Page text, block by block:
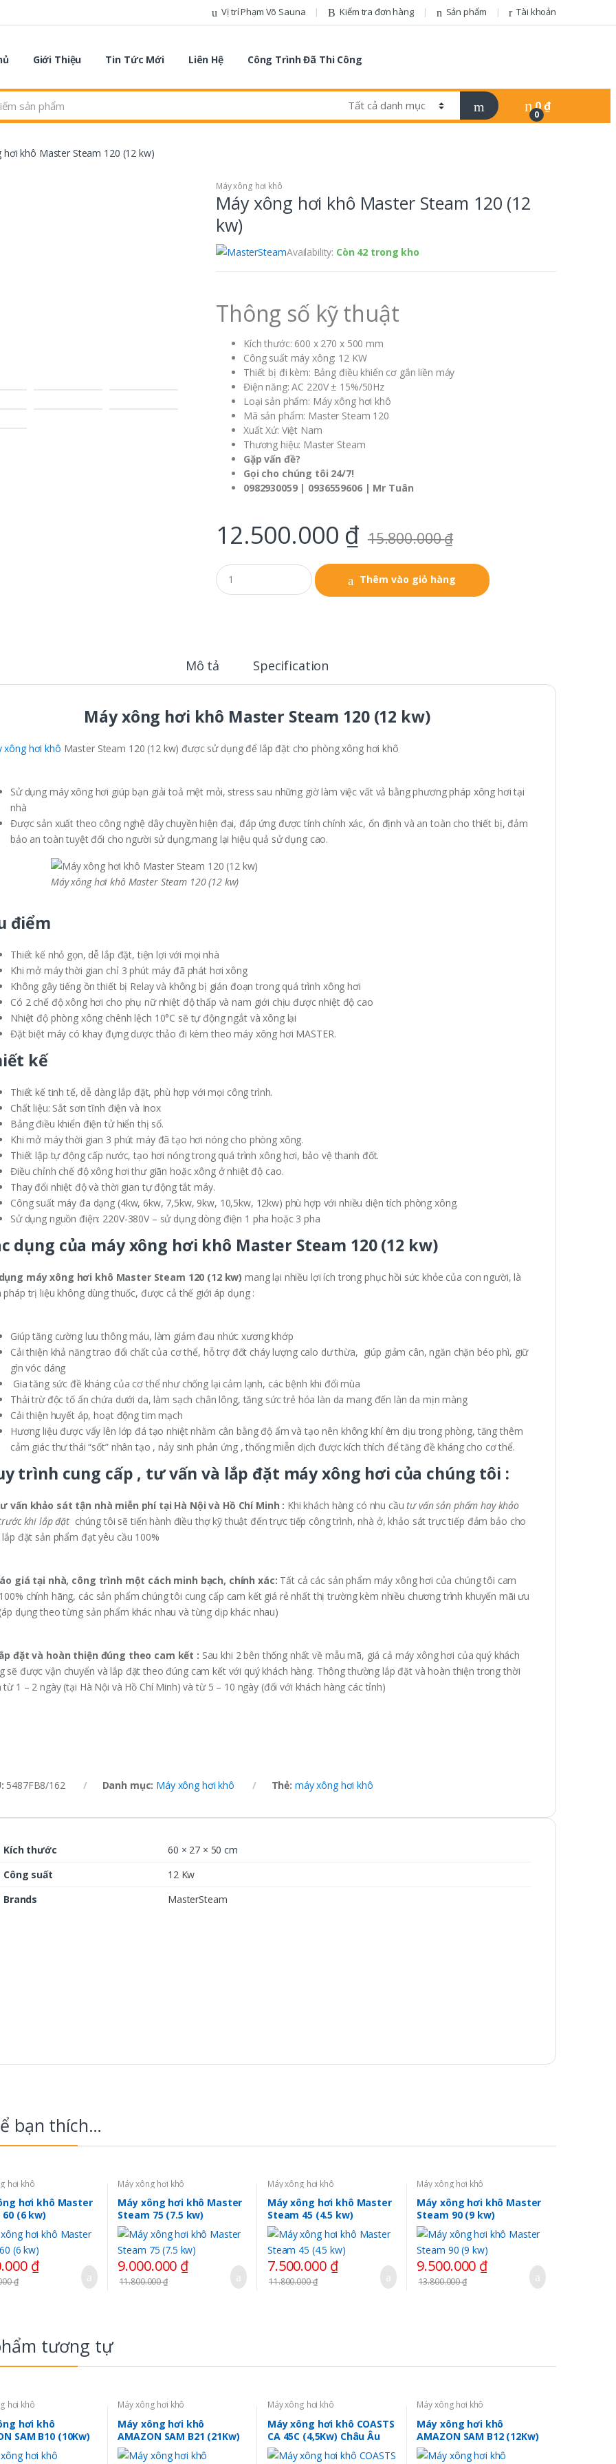
Vị trí Phạm Võ Sauna Kiểm tra đơn hàng Sản phẩm Tài khoản
Giới Thiệu Tin Tức Mới Liên Hệ Công Trình Đã Thi Công
0
0₫
hơi khô Master Steam 120 (12 kw)
Máy xông hơi khô
Máy xông hơi khô Master Steam 120 (12
kw)
Availability: Còn 42 trong kho
Thông số kỹ thuật
Kích thước: 600 x 270 x 500 mm
Công suất máy xông: 12 KW
Thiết bị đi kèm: Bảng điều khiển cơ gắn liền máy
Điện năng: AC 220V ± 15%/50Hz
Loại sản phẩm: Máy xông hơi khô
Mã sản phẩm: Master Steam 120
Xuất Xứ: Việt Nam
Thương hiệu: Master Steam
Gặp vấn đề?
Gọi cho chúng tôi 24/7!
0982930059 | 0936559606 | Mr Tuân
12.500.000 ₫ 15.800.000₫
Q
u
a
Thêm vào giỏ hàng
Mô tả Specification
Máy xông hơi khô Master Steam 120 (12 kw)
xông hơi khô Master Steam 120 (12 kw) được sử dụng để lắp đặt cho phòng xông hơi khô
Sử dụng máy xông hơi giúp bạn giải toả mệt mỏi, stress sau những giờ làm việc vất vả bằng phương pháp xông hơi tại
nhà
Được sản xuất theo công nghệ dây chuyền hiện đại, đáp ứng được tính chính xác, ổn định và an toàn cho thiết bị, đảm
bảo an toàn tuyệt đối cho người sử dụng,mang lại hiệu quả sử dụng cao.
Máy xông hơi khô Master Steam 120 (12 kw)
điểm
Thiết kế nhỏ gọn, dễ lắp đặt, tiện lợi với mọi nhà
Khi mở máy thời gian chỉ 3 phút máy đã phát hơi xông
Không gây tiếng ồn thiết bị Relay và không bị gián đoạn trong quá trình xông hơi
Có 2 chế độ xông hơi cho phụ nữ nhiệt độ thấp và nam giới chịu được nhiệt độ cao
Nhiệt độ phòng xông chênh lệch 10°C sẽ tự động ngắt và xông lại
Đặt biệt máy có khay đựng dược thảo đi kèm theo máy xông hơi MASTER.
kế
Thiết kế tinh tế, dễ dàng lắp đặt, phù hợp với mọi công trình.
Chất liệu: Sắt sơn tĩnh điện và Inox
Bảng điều khiển điện tử hiển thị số.
Khi mở máy thời gian 3 phút máy đã tạo hơi nóng cho phòng xông.
Thiết lập tự động cấp nước, tạo hơi nóng trong quá trình xông hơi, bảo vệ thanh đốt.
Điều chỉnh chế độ xông hơi thư giãn hoặc xông ở nhiệt độ cao.
Thay đổi nhiệt độ và thời gian tự động tắt máy.
Công suất máy đa dạng (4kw, 6kw, 7,5kw, 9kw, 10,5kw, 12kw) phù hợp với nhiều diện tích phòng xông.
Sử dụng nguồn điện: 220V-380V – sử dụng dòng điện 1 pha hoặc 3 pha
dụng của máy xông hơi khô Master Steam 120 (12 kw)
máy xông hơi khô Master Steam 120 (12 kw) mang lại nhiều lợi ích trong phục hồi sức khỏe của con người, là
pháp trị liệu không dùng thuốc, được cả thế giới áp dụng :
Giúp tăng cường lưu thông máu, làm giảm đau nhức xương khớp
Cải thiện khả năng trao đổi chất của cơ thể, hỗ trợ đốt cháy lượng calo dư thừa, giúp giảm cân, ngăn chặn béo phì, giữ
gìn vóc dáng
Gia tăng sức đề kháng của cơ thể như chống lại cảm lạnh, các bệnh khi đổi mùa
Thải trừ độc tố ẩn chứa dưới da, làm sạch chân lông, tăng sức trẻ hóa làn da mang đến làn da mịn màng
Cải thiện huyết áp, hoạt động tim mạch
Hương liệu được vẩy lên lớp đá tạo nhiệt nhằm cân bằng độ ẩm và tạo nên không khí êm dịu trong phòng, tăng thêm
cảm giác thư thái “sốt” nhân tạo , nảy sinh phản ứng , thống miễn dịch được kích thích để tăng đề kháng cho cơ thể.
trình cung cấp , tư vấn và lắp đặt máy xông hơi của chúng tôi :
vấn khảo sát tận nhà miễn phí tại Hà Nội và Hồ Chí Minh : Khi khách hàng có nhu cầutư vấn sản phẩm hay khảo
khi lắp đặt chúng tôi sẽ tiến hành điều thợ kỹ thuật đến trực tiếp công trình, nhà ở, khảo sát trực tiếp đảm bảo cho
lắp đặt sản phẩm đạt yêu cầu 100%
giá tại nhà, công trình một cách minh bạch, chính xác: Tất cả các sản phẩm máy xông hơi của chúng tôi cam
chính hãng, các sản phẩm chúng tôi cung cấp cam kết giá rẻ nhất thị trường kèm nhiều chương trình khuyến mãi ưu
dụng theo từng sản phẩm khác nhau và từng dịp khác nhau)
đặt và hoàn thiện đúng theo cam kết : Sau khi 2 bên thống nhất về mẫu mã, giá cả máy xông hơi của quý khách
sẽ được vận chuyển và lắp đặt theo đúng cam kết với quý khách hàng. Thông thường lắp đặt và hoàn thiện trong thời
từ 1 – 2 ngày (tại Hà Nội và Hồ Chí Minh) và từ 5 – 10 ngày (đối với khách hàng các tỉnh)
5487FB8/162 Danh mục: Máy xông hơi khô Thẻ: máy xông hơi khô
Kích thước
60 × 27 × 50 cm
Công suất
12 Kw
Brands
MasterSteam
bạn thích…
hơi khô
hơi khô Master
(6 kw)
₫
₫
Máy xông hơi khô
Máy xông hơi khô Master
Steam 75 (7.5 kw)
9.000.000 ₫
11.800.000₫
Máy xông hơi khô
Máy xông hơi khô Master
Steam 45 (4.5 kw)
7.500.000 ₫
11.800.000₫
Máy xông hơi khô
Máy xông hơi khô Master
Steam 90 (9 kw)
9.500.000 ₫
13.800.000₫
tương tự
hơi khô
hơi khô
SAM B10 (10Kw)
Máy xông hơi khô
Máy xông hơi khô
AMAZON SAM B21 (21Kw)
Trung Quốc
Máy xông hơi khô
Máy xông hơi khô COASTS
CA 45C (4,5Kw) Châu Âu
Máy xông hơi khô
Máy xông hơi khô
AMAZON SAM B12 (12Kw)
Trung Quốc